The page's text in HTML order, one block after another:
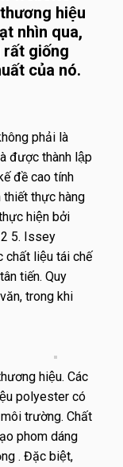
hiệu
nhìn qua,
rất giống
của nó.
phải là
được thành lập
đề cao tính
thiết thực hàng
hiện bởi
5. Issey
chất liệu tái chế
tiến. Quy
trong khi
hiệu. Các
polyester có
trường. Chất
phom dáng
. Đặc biệt,